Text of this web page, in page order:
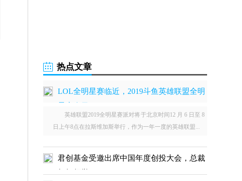
热点文章
LOL全明星赛临近，2019斗鱼英雄联盟全明
英雄联盟2019全明星赛派对将于北京时间12 月 6 日至 8
日上午8点在拉斯维加斯举行，作为一年一度的英雄联盟...
君创基金受邀出席中国年度创投大会，总裁
杨桓领誉